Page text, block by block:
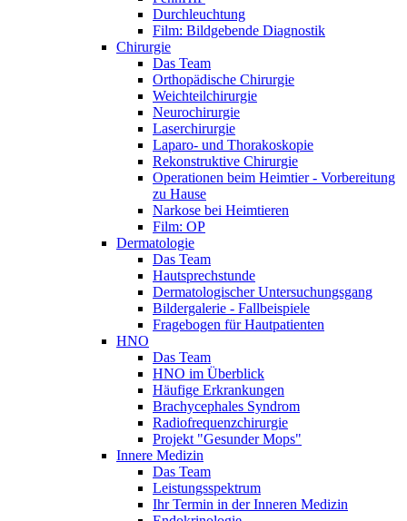
Durchleuchtung
Film: Bildgebende Diagnostik
Chirurgie
Das Team
Orthopädische Chirurgie
Weichteilchirurgie
Neurochirurgie
Laserchirurgie
Laparo- und Thorakoskopie
Rekonstruktive Chirurgie
Operationen beim Heimtier - Vorbereitung
zu Hause
Narkose bei Heimtieren
Film: OP
Dermatologie
Das Team
Hautsprechstunde
Dermatologischer Untersuchungsgang
Bildergalerie - Fallbeispiele
Fragebogen für Hautpatienten
HNO
Das Team
HNO im Überblick
Häufige Erkrankungen
Brachycephales Syndrom
Radiofrequenzchirurgie
Projekt "Gesunder Mops"
Innere Medizin
Das Team
Leistungsspektrum
Ihr Termin in der Inneren Medizin